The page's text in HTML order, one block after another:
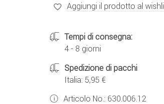
Aggiungi il prodotto al
Tempi di consegna:
4 - 8 giorni
Spedizione di pacchi
Italia: 5,95 €
Articolo No.: 630.006.12